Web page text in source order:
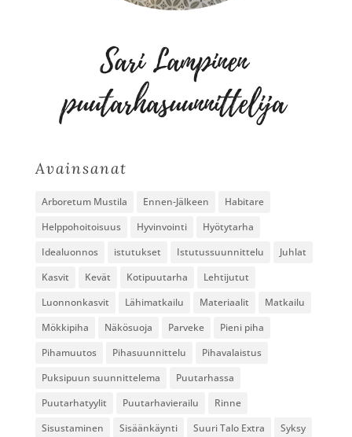
Avainsanat
Arboretum Mustila Ennen-Jälkeen
Habitare
Helppohoitoisuus
Hyvinvointi
Hyötytarha
Idealuonnos
istutukset Istutussuunnittelu
Juhlat
Kasvit
Kevät Kotipuutarha
Lehtijutut
Luonnonkasvit
Lähimatkailu Materiaalit
Matkailu
Mökkipiha
Näkösuoja Parveke
Pieni piha
Pihamuutos
Pihasuunnittelu
Pihavalaistus
Puksipuun suunnittelema
Puutarhassa
Puutarhatyylit
Puutarhavierailu
Rinne
Sisustaminen
Sisäänkäynti Suuri Talo Extra
Syksy